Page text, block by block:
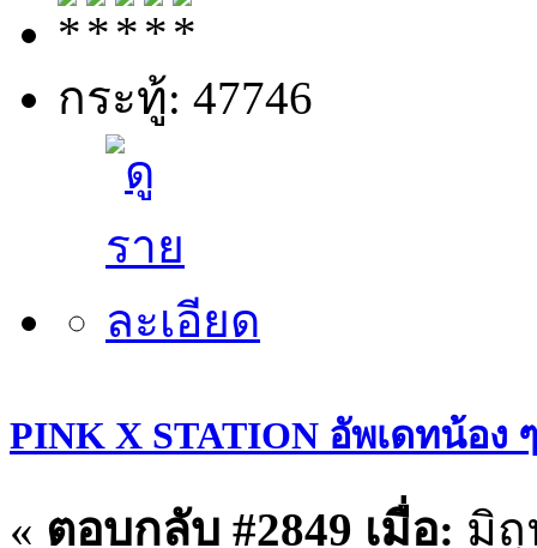
กระทู้: 47746
PINK X STATION อัพเดทน้อง
« ตอบกลับ #2849 เมื่อ: มิถุ